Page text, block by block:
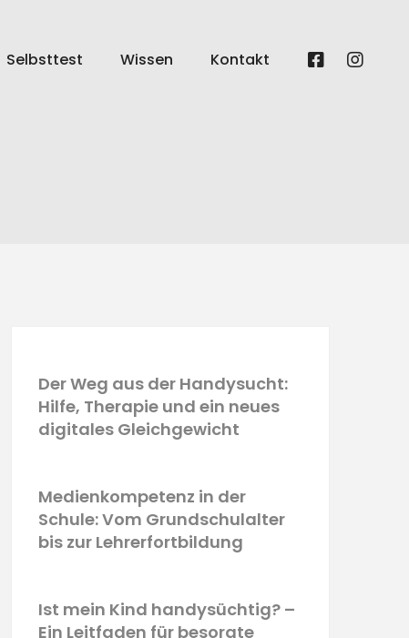
Selbsttest Wissen Kontakt
Der Weg aus der Handysucht:
Hilfe, Therapie und ein neues
digitales Gleichgewicht
Medienkompetenz in der
Schule: Vom Grundschulalter
bis zur Lehrerfortbildung
Ist mein Kind handysüchtig? –
Ein Leitfaden für besorgte